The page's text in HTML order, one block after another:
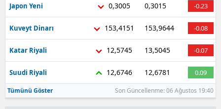
Japon Yeni 0,3005 0,3015 -0.23
Kuveyt Dinarı 153,4151 153,9644 -0.08
Katar Riyali 12,5745 13,5045 -0.07
Suudi Riyali 12,6746 12,6781 0.09
Tümünü Göster Son Güncellenme: 06 Ağustos 19:40